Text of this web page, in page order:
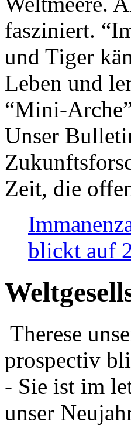
fasziniert.
und Tiger
Leben und
“Mini-
Unser
Zeit, die
blickt auf
Therese
prospectiv
- Sie ist im
unser